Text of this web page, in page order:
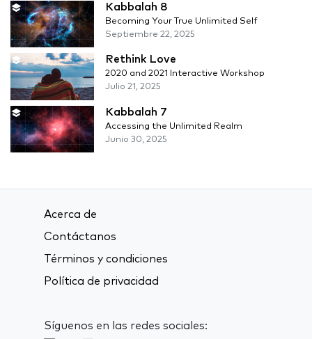
Kabbalah 8
Becoming Your True Unlimited Self
Septiembre 22, 2025
Rethink Love
2020 and 2021 Interactive Workshop
Julio 21, 2025
Kabbalah 7
Accessing the Unlimited Realm
Junio 30, 2025
Acerca de
Contáctanos
Términos y condiciones
Política de privacidad
Síguenos en las redes sociales: